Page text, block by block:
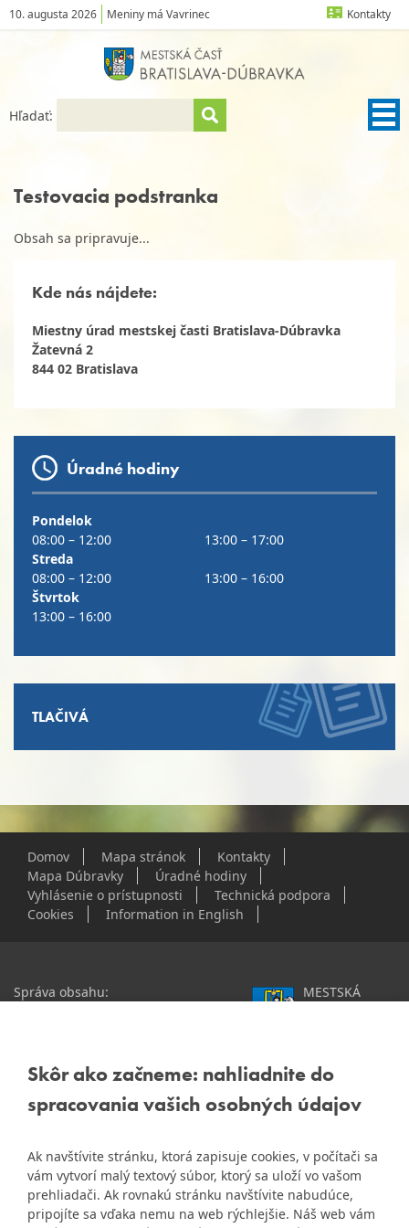
Skôr ako začneme: nahliadnite do
spracovania vašich osobných údajov
Ak navštívite stránku, ktorá zapisuje cookies, v počítači sa
vám vytvorí malý textový súbor, ktorý sa uloží vo vašom
prehliadači. Ak rovnakú stránku navštívite nabudúce,
pripojíte sa vďaka nemu na web rýchlejšie. Náš web vám
10. augusta 2026 Meniny má Vavrinec Kontakty
Hľadať:
Testovacia podstranka
Obsah sa pripravuje...
Kde nás nájdete:
Miestny úrad mestskej časti Bratislava-Dúbravka
Žatevná 2
844 02 Bratislava
Úradné hodiny
Pondelok
08:00 – 12:00
13:00 – 17:00
Streda
08:00 – 12:00
13:00 – 16:00
Štvrtok
13:00 – 16:00
TLAČIVÁ
Domov Mapa stránok
Kontakty
Mapa Dúbravky
Úradné hodiny
Vyhlásenie o prístupnosti
Technická podpora
Cookies
Information in English
Správa obsahu:
Staršie informácie a dokumenty
starej stránke Dúbravky
Naša mestská časť získala 3.
miesto v súťažiZlatyErb.sk o
MESTSKÁ
Žatevná 2, 844 02
IČO: 00603406
DIČ: 2020919120
IČ DPH: Nie sme platca
DPH